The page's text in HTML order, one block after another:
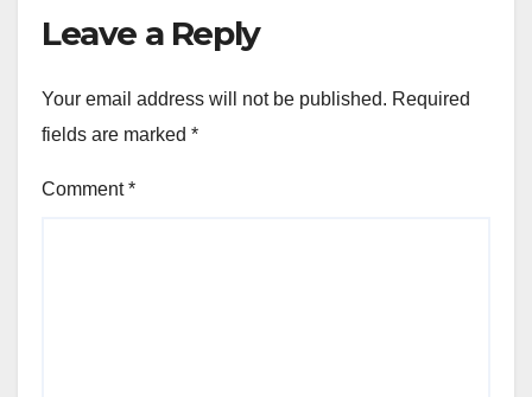
Leave a Reply
Your email address will not be published. Required
fields are marked *
Comment*